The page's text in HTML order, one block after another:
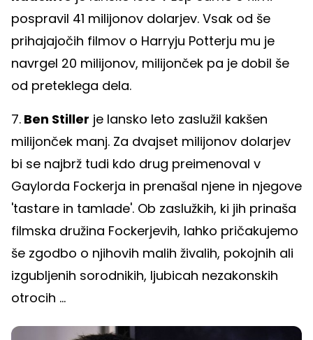
pospravil 41 milijonov dolarjev. Vsak od še
prihajajočih filmov o Harryju Potterju mu je
navrgel 20 milijonov, milijonček pa je dobil še
od preteklega dela.
7. Ben Stiller je lansko leto zaslužil kakšen
milijonček manj. Za dvajset milijonov dolarjev
bi se najbrž tudi kdo drug preimenoval v
Gaylorda Fockerja in prenašal njene in njegove
'tastare in tamlade'. Ob zaslužkih, ki jih prinaša
filmska družina Fockerjevih, lahko pričakujemo
še zgodbo o njihovih malih živalih, pokojnih ali
izgubljenih sorodnikih, ljubicah nezakonskih
otrocih ...